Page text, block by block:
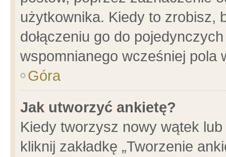
użytkownika. Kiedy to zrobisz,
dołączeniu go do
wspomnianego wcześniej pola
Góra
Jak utworzyć ankietę?
Kiedy tworzysz nowy wątek
kliknij zakładkę „Tworzenie